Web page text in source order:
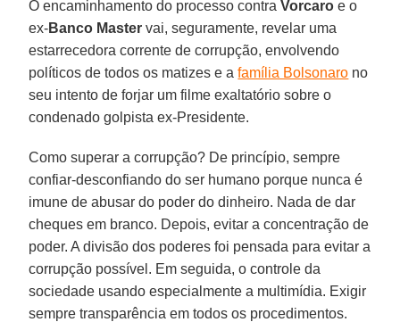
O encaminhamento do processo contraVorcaro e o
ex-Banco Master vai, seguramente, revelar uma
estarrecedora corrente de corrupção, envolvendo
políticos de todos os matizes e afamília Bolsonaro no
seu intento de forjar um filme exaltatório sobre o
condenado golpista ex-Presidente.
Como superar a corrupção? De princípio, sempre
confiar-desconfiando do ser humano porque nunca é
imune de abusar do poder do dinheiro. Nada de dar
cheques em branco. Depois, evitar a concentração de
poder. A divisão dos poderes foi pensada para evitar a
corrupção possível. Em seguida, o controle da
sociedade usando especialmente a multimídia. Exigir
sempre transparência em todos os procedimentos.